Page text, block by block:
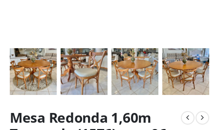
Mesa Redonda 1,60m